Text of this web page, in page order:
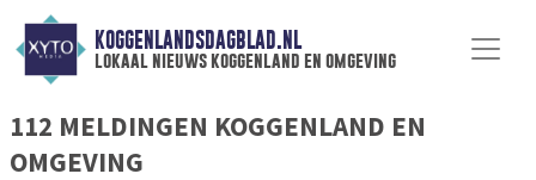
KOGGENLANDSDAGBLAD.NL
lokaal nieuws koggenland en omgeving
112 MELDINGEN KOGGENLAND EN
OMGEVING